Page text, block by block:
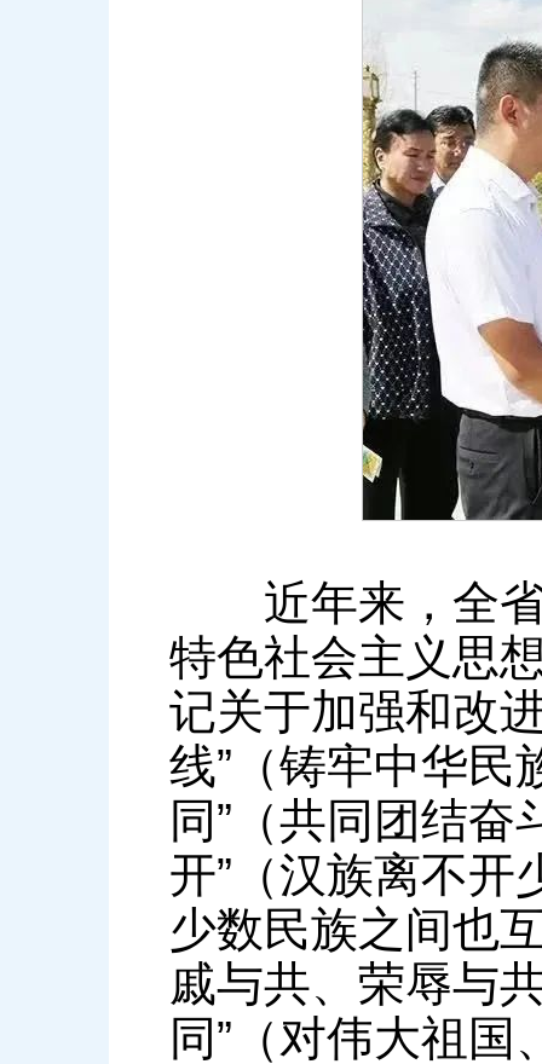
近年来，全省
特色社会主义思
记关于加强和改
线”（铸牢中华民
同”（共同团结奋
开”（汉族离不开
少数民族之间也
戚与共、荣辱与
同”（对伟大祖